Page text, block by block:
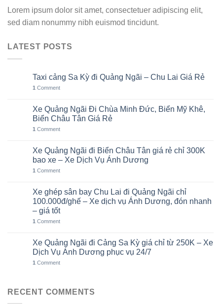
Lorem ipsum dolor sit amet, consectetuer adipiscing elit,
sed diam nonummy nibh euismod tincidunt.
LATEST POSTS
Taxi cảng Sa Kỳ đi Quảng Ngãi – Chu Lai Giá Rẻ
1 Comment
Xe Quảng Ngãi Đi Chùa Minh Đức, Biển Mỹ Khê,
Biển Châu Tân Giá Rẻ
1 Comment
Xe Quảng Ngãi đi Biển Châu Tân giá rẻ chỉ 300K
bao xe – Xe Dịch Vụ Ánh Dương
1 Comment
Xe ghép sân bay Chu Lai đi Quảng Ngãi chỉ
100.000đ/ghế – Xe dịch vụ Ánh Dương, đón nhanh
– giá tốt
1 Comment
Xe Quảng Ngãi đi Cảng Sa Kỳ giá chỉ từ 250K – Xe
Dịch Vụ Ánh Dương phục vụ 24/7
1 Comment
RECENT COMMENTS